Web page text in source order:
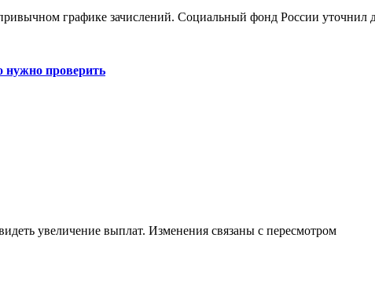
графике зачислений. Социальный фонд России уточнил
нужно проверить
увеличение выплат. Изменения связаны с пересмотром